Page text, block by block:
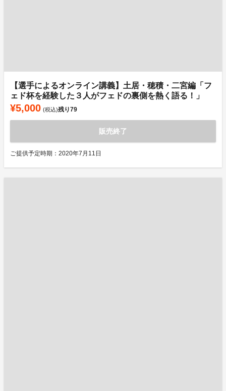
【選手によるオンライン講義】土居・穂積・二宮編「フ
ェド杯を経験した３人がフェドの裏側を熱く語る！」
¥5,000 (税込)残り79
販売終了
ご提供予定時期：2020年7月11日